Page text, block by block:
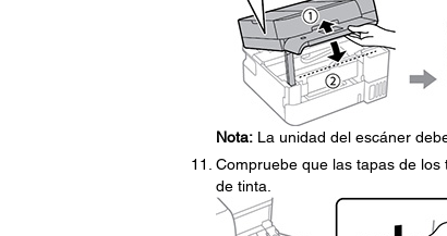
Nota:La unidad del escáner
Compruebe que las tapas de
de tinta.